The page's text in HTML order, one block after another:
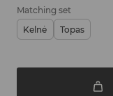
Matching set
Kelnė
Topas